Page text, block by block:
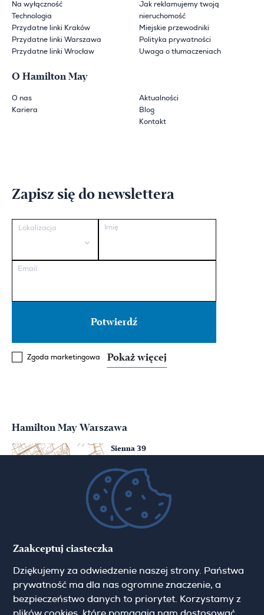
Na wyłączność
Technologia
Przydatne linki Kraków
Przydatne linki Warszawa
Przydatne linki Wrocław
Jak reklamujemy twoją
nieruchomość
Miejskie przewodniki
Polityka prywatności
Uwaga o tłumaczeniach
O Hamilton May
O nas
Kariera
Aktualności
Blog
Kontakt
Zapisz się do newslettera
Lokalizacja Imię
Email
Zgoda marketingowa Pokaż więcej
Hamilton May Warszawa
Sienna 39
(+48) 22 428 16 15
warsaw@hamiltonmay.com
31-117 Krakow
(+48) 12 426 51 26
krakow@hamiltonmay.com
Zaakceptuj ciasteczka
Dziękujemy za odwiedzenie naszej strony. Państwa
prywatność ma dla nas ogromne znaczenie, a
bezpieczeństwo danych to priorytet. Korzystamy z